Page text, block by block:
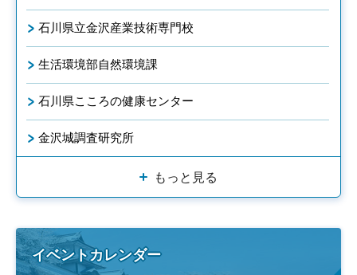
石川県立金沢産業技術専門校
生活環境部自然環境課
石川県こころの健康センター
金沢城調査研究所
もっと見る
イベントカレンダー